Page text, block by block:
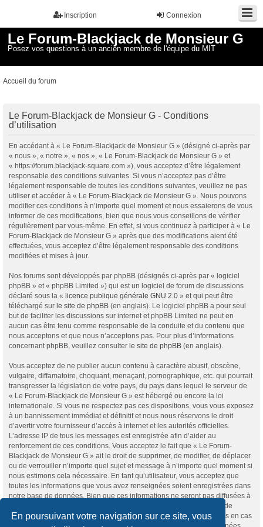
En poursuivant votre navigation sur ce site, vous
Connexion
Inscription
Le Forum-Blackjack de Monsieur G
Posez vos questions à un ancien membre de l'équipe du MIT
Accueil du forum
Le Forum-Blackjack de Monsieur G - Conditions
d’utilisation
En accédant à « Le Forum-Blackjack de Monsieur G » (désigné ci-après par
« nous », « notre », « nos », « Le Forum-Blackjack de Monsieur G » et
« https://forum.blackjack-square.com »), vous acceptez d’être légalement
responsable des conditions suivantes. Si vous n’acceptez pas d’être
légalement responsable de toutes les conditions suivantes, veuillez ne pas
utiliser et accéder à « Le Forum-Blackjack de Monsieur G ». Nous pouvons
modifier ces conditions à n’importe quel moment et nous essaierons de vous
informer de ces modifications, bien que nous vous conseillons de vérifier
régulièrement par vous-même. En effet, si vous continuez à participer à « Le
Forum-Blackjack de Monsieur G » après que des modifications aient été
effectuées, vous acceptez d’être légalement responsable des conditions
modifiées et mises à jour.
Nos forums sont développés par phpBB (désignés ci-après par « logiciel
phpBB » et « phpBB Limited ») qui est un logiciel de forum de discussions
déclaré sous la « licence publique générale GNU 2.0 » et qui peut être
téléchargé sur le site de phpBB (en anglais). Le logiciel phpBB a pour seul
but de faciliter les discussions sur internet et phpBB Limited ne peut en
aucun cas être tenu comme responsable de la conduite et du contenu que
nous acceptons et que nous n’acceptons pas. Pour plus d’informations
concernant phpBB, veuillez consulter le site de phpBB (en anglais).
Vous acceptez de ne publier aucun contenu à caractère abusif, obscène,
vulgaire, diffamatoire, choquant, menaçant, pornographique, etc. qui pourrait
transgresser la législation de votre pays, du pays dans lequel le serveur de
« Le Forum-Blackjack de Monsieur G » est hébergé ou encore la loi
internationale. Si vous ne respectez pas ces dispositions, vous vous exposez
à un bannissement immédiat et définitif et nous nous réservons le droit
d’avertir votre fournisseur d’accès à internet et les autorités officielles.
L’adresse IP de tous les messages est enregistrée afin d’aider au
renforcement de ces conditions. Vous acceptez le fait que « Le Forum-
Blackjack de Monsieur G » ait le droit de supprimer, de modifier, de déplacer
ou de verrouiller n’importe quel sujet et message à n’importe quel moment si
nous estimons cela nécessaire. En tant qu’utilisateur, vous acceptez que
toutes les informations que vous avez renseignées soient enregistrées dans
notre base de données. Bien que ces informations ne seront pas diffusées à
une tierce partie sans votre consentement, ni « Le Forum-Blackjack de
Monsieur G », ni phpBB, ne pourront être tenus comme responsables en cas